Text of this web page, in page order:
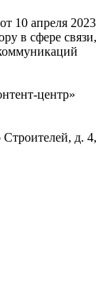
10 апреля 2023
в сфере связи,
центр»
д. 4,